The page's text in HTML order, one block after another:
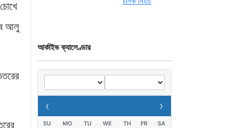
আলু
থাইল্যান্ডে ভয়াবহ বন্দুক
হামলা: দাদা-দাদিসহ স্কুলে
আর্কাইভ ক্যালেণ্ডার
‹ ›
SU MO TU WE TH FR SA